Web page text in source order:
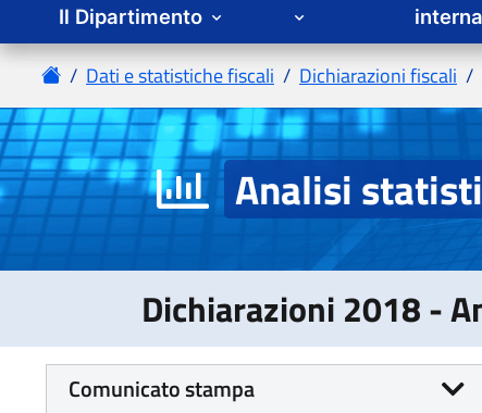
Il Dipartimento
Analisi
Dichiarazioni 2018 -
Comunicato stampa